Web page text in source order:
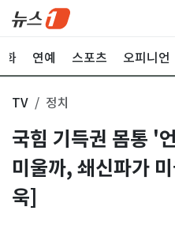
화 연예 스포츠 오피니언
TV 정치
국힘 기득권 몸통 '
미울까, 쇄신파가
욱]